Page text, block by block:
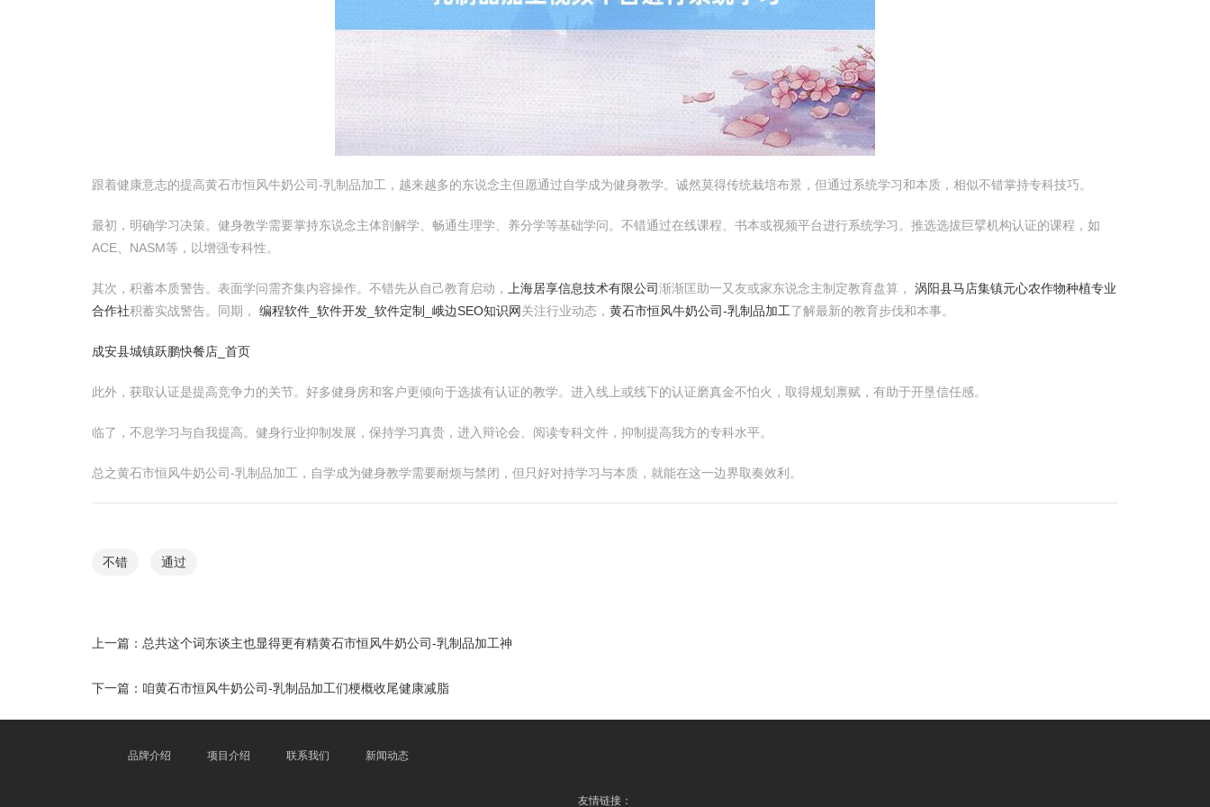
跟着健康意志的提高黄石市恒风牛奶公司-乳制品加工，越来越多的东说念主但愿通过自学成为健身教学。诚然莫得传统栽培布景，但通过系统学习和本质，相似不错掌持专科技巧。
最初，明确学习决策。健身教学需要掌持东说念主体剖解学、畅通生理学、养分学等基础学问。不错通过在线课程、书本或视频平台进行系统学习。推选选拔巨擘机构认证的课程，如
ACE、NASM等，以增强专科性。
其次，积蓄本质警告。表面学问需齐集内容操作。不错先从自己教育启动， 上海居享信息技术有限公司渐渐匡助一又友或家东说念主制定教育盘算， 涡阳县马店集镇元心农作物种植专业
合作社积蓄实战警告。同期， 编程软件_软件开发_软件定制_峨边SEO知识网关注行业动态， 黄石市恒风牛奶公司-乳制品加工了解最新的教育步伐和本事。
成安县城镇跃鹏快餐店_首页
此外，获取认证是提高竞争力的关节。好多健身房和客户更倾向于选拔有认证的教学。进入线上或线下的认证磨真金不怕火，取得规划禀赋，有助于开垦信任感。
临了，不息学习与自我提高。健身行业抑制发展，保持学习真贵，进入辩论会、阅读专科文件，抑制提高我方的专科水平。
总之黄石市恒风牛奶公司-乳制品加工，自学成为健身教学需要耐烦与禁闭，但只好对持学习与本质，就能在这一边界取奏效利。
不错 通过
上一篇： 总共这个词东谈主也显得更有精黄石市恒风牛奶公司-乳制品加工神
下一篇： 咱黄石市恒风牛奶公司-乳制品加工们梗概收尾健康减脂
品牌介绍 项目介绍 联系我们 新闻动态
友情链接：